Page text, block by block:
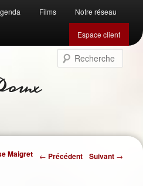
Films Notre réseau
Espace client
Navigation
← Précédent Suivant →
Maigret